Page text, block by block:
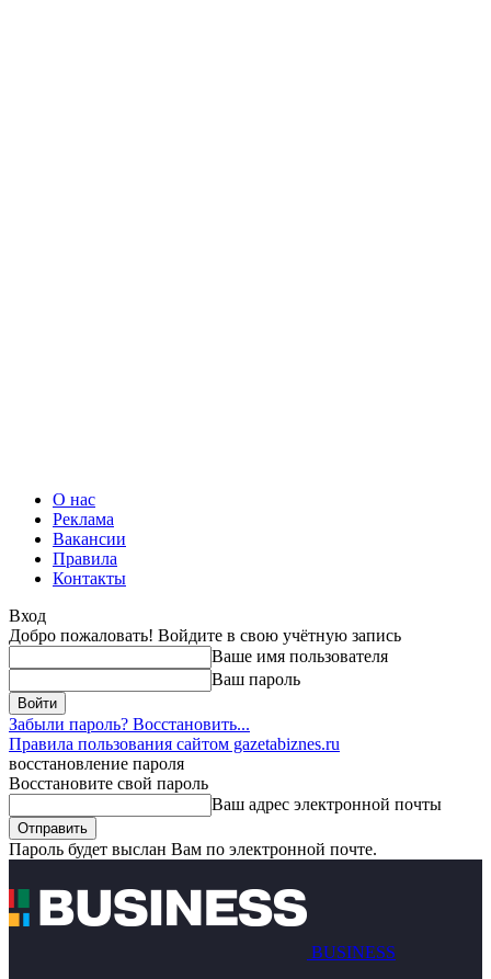
О нас
Реклама
Вакансии
Правила
Контакты
Вход
Добро пожаловать! Войдите в свою учётную запись
Ваше имя пользователя
Ваш пароль
Забыли пароль? Восстановить...
Правила пользования сайтом gazetabiznes.ru
восстановление пароля
Восстановите свой пароль
Ваш адрес электронной почты
Пароль будет выслан Вам по электронной почте.
BUSINESS